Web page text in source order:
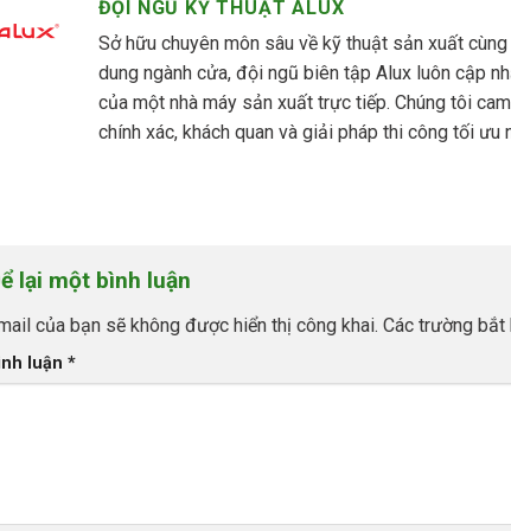
ĐỘI NGŨ KỸ THUẬT ALUX
Sở hữu chuyên môn sâu về kỹ thuật sản xuất
dung ngành cửa, đội ngũ biên tập Alux luôn cập
của một nhà máy sản xuất trực tiếp. Chúng tôi
chính xác, khách quan và giải pháp thi công tối ưu
lại một bình luận
của bạn sẽ không được hiển thị công khai. Các trường
luận *